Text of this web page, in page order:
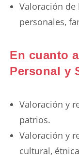
Valoración
personales,
En cuanto
Personal y
Valoración y
patrios.
Valoración y
cultural,